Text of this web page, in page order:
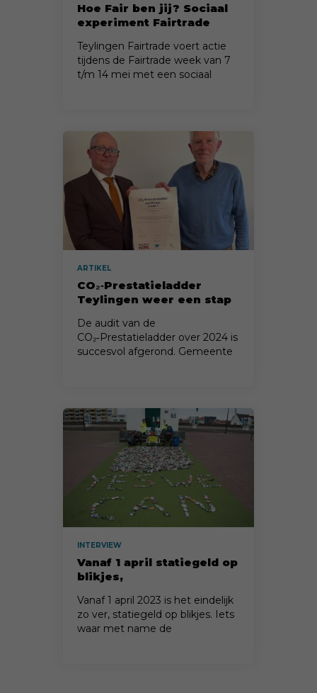
Hoe Fair ben jij? Sociaal
experiment Fairtrade
Teylingen Fairtrade voert actie
tijdens de Fairtrade week van 7
t/m 14 mei met een sociaal
ARTIKEL
CO₂‑Prestatieladder
Teylingen weer een stap
De audit van de
CO₂‑Prestatieladder over 2024 is
succesvol afgerond. Gemeente
INTERVIEW
Vanaf 1 april statiegeld op
blikjes,
Vanaf 1 april 2023 is het eindelijk
zo ver, statiegeld op blikjes. Iets
waar met name de